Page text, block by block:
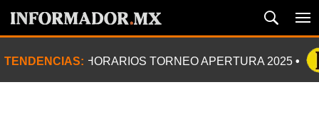
TENDENCIAS: HORARIOS TORNEO APERTURA 2025